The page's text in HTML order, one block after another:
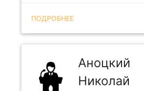
ПОДРОБНЕЕ
Аноцкий
Николай